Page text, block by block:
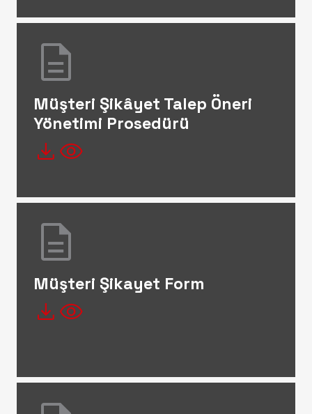
description
Müşteri Şikâyet Talep Öneri
Yönetimi Prosedürü
file_downloadvisibility
description
Müşteri Şikayet Form
file_downloadvisibility